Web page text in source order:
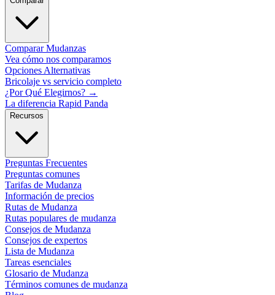
Comparar Mudanzas
Vea cómo nos comparamos
Opciones Alternativas
Bricolaje vs servicio completo
¿Por Qué Elegirnos? →
La diferencia Rapid Panda
Recursos
Preguntas Frecuentes
Preguntas comunes
Tarifas de Mudanza
Información de precios
Rutas de Mudanza
Rutas populares de mudanza
Consejos de Mudanza
Consejos de expertos
Lista de Mudanza
Tareas esenciales
Glosario de Mudanza
Términos comunes de mudanza